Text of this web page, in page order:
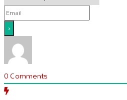
0Comments